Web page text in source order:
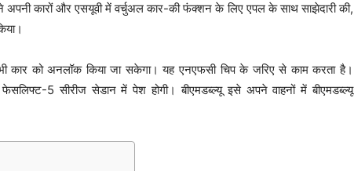
कारों और एसयूवी में वर्चुअल कार-की फंक्शन के लिए एपल के साथ साझेदारी की,
कार को अनलॉक किया जा सकेगा। यह एनएफसी चिप के जरिए से काम करता है।
5 सीरीज सेडान में पेश होगी। बीएमडब्ल्यू इसे अपने वाहनों में बीएमडब्ल्यू